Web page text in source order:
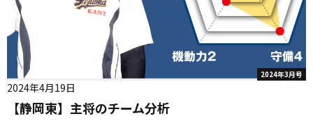
2024年3月号
【静岡東】主将のチーム分析
2024年4月19日